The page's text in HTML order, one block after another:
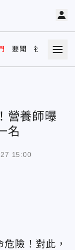
要聞 社會 娛樂
營養師曝
名
15:00
險！對此，